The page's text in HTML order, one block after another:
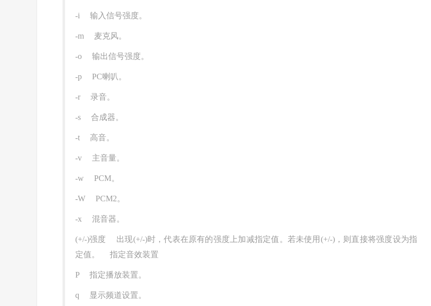
-i 输入信号强度。
-m 麦克风。
-o 输出信号强度。
-p PC喇叭。
-r 录音。
-s 合成器。
-t 高音。
-v 主音量。
-w PCM。
-W PCM2。
-x 混音器。
(+/-)强度 出现(+/-)时，代表在原有的强度上加减指定值。若未使用(+/-)，则直接将强度设为指
定值。 指定音效装置
P 指定播放装置。
q 显示频道设置。